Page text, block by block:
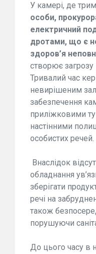
У камері, де
особи,
електричний
дротами, що є
здоров’я
створює
Тривалий час
невирішеним
забезпечення
приліжковими
настінними
особистих речей.
Внаслідок
обладнання
зберігати
речі на
також
порушуючи
До цього часу в